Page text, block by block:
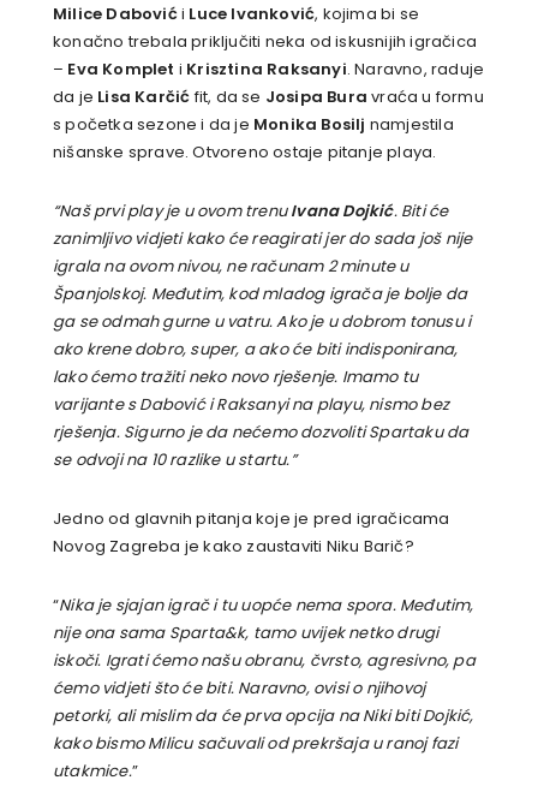
Milice Dabovići Luce Ivanković, kojima bi se
konačno trebala priključiti neka od iskusnijih igračica
– Eva Komplet i Krisztina Raksanyi. Naravno, raduje
da je Lisa Karčićfit, da se Josipa Bura vraća u formu
s početka sezone i da je Monika Bosilj namjestila
nišanske sprave. Otvoreno ostaje pitanje playa.
“Naš prvi play je u ovom trenuIvana Dojkić. Biti će
zanimljivo vidjeti kako će reagirati jer do sada još nije
igrala na ovom nivou, ne računam 2 minute u
Španjolskoj. Međutim, kod mladog igrača je bolje da
ga se odmah gurne u vatru. Ako je u dobrom tonusu i
ako krene dobro, super, a ako će biti indisponirana,
lako ćemo tražiti neko novo rješenje. Imamo tu
varijante s Dabović i Raksanyi na playu, nismo bez
rješenja. Sigurno je da nećemo dozvoliti Spartaku da
se odvoji na 10 razlike u startu.”
Jedno od glavnih pitanja koje je pred igračicama
Novog Zagreba je kako zaustaviti Niku Barič?
“Nika je sjajan igrač i tu uopće nema spora. Međutim,
nije ona sama Sparta&k, tamo uvijek netko drugi
iskoči. Igrati ćemo našu obranu, čvrsto, agresivno, pa
ćemo vidjeti što će biti. Naravno, ovisi o njihovoj
petorki, ali mislim da će prva opcija na Niki biti Dojkić,
kako bismo Milicu sačuvali od prekršaja u ranoj fazi
utakmice.”